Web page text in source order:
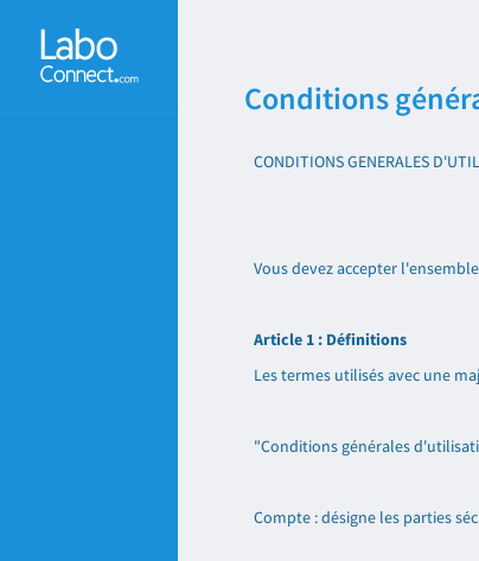
Conditions
CONDITIONS GENERALES
Vous devez accepter
Article 1 : Définitions
Les termes utilisés avec une
"Conditions générales
Compte : désigne les parties